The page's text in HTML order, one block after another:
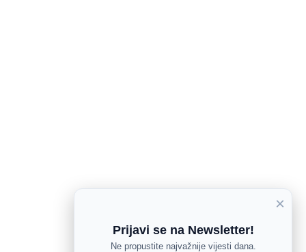
×
Prijavi se na Newsletter!
Ne propustite najvažnije vijesti dana.